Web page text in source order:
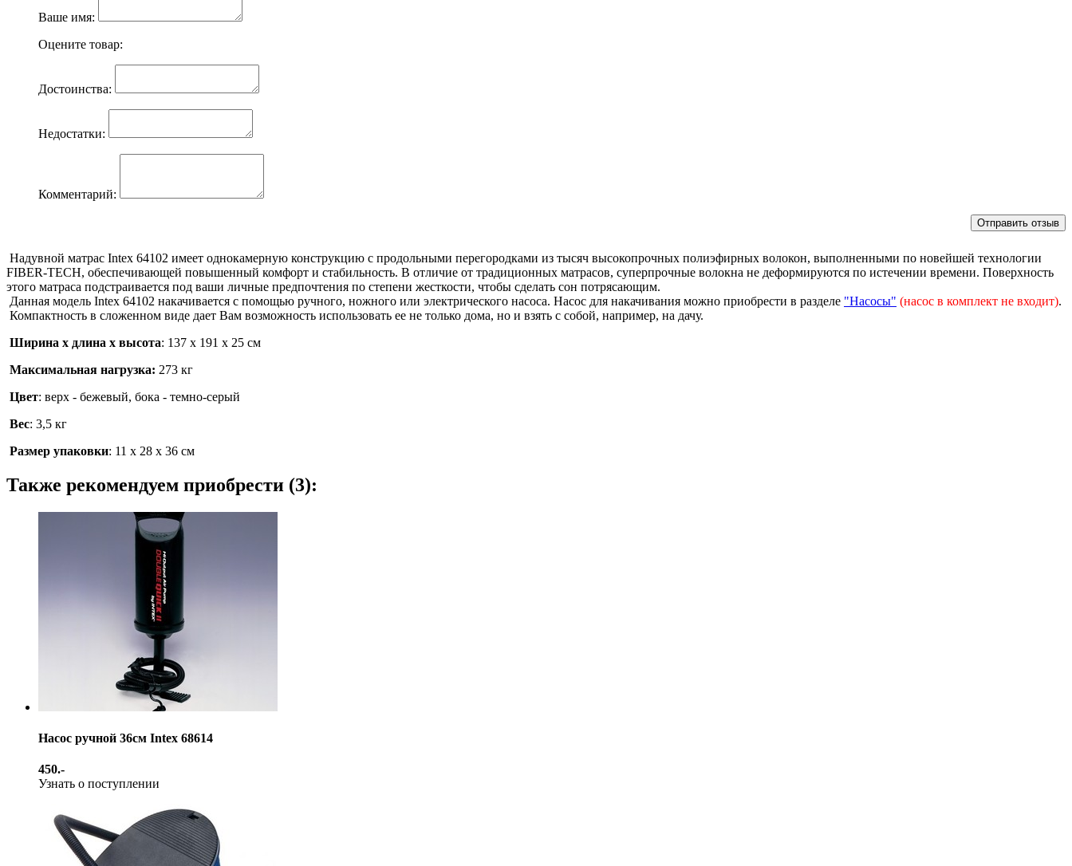
Ваше имя:
Оцените товар:
Достоинства:
Недостатки:
Комментарий:
Надувной матрас Intex 64102 имеет однокамерную конструкцию с продольными перегородками из тысяч высокопрочных полиэфирных волокон, выполненными по новейшей технологии
FIBER-TECH, обеспечивающей повышенный комфорт и стабильность. В отличие от традиционных матрасов, суперпрочные волокна не деформируются по истечении времени. Поверхность
этого матраса подстраивается под ваши личные предпочтения по степени жесткости, чтобы сделать сон потрясающим.
Данная модель Intex 64102 накачивается с помощью ручного, ножного или электрического насоса. Насос для накачивания можно приобрести в разделе "Насосы" (насос в комплект не входит).
Компактность в сложенном виде дает Вам возможность использовать ее не только дома, но и взять с собой, например, на дачу.
Ширина х длина х высота: 137 х 191 х 25 см
Максимальная нагрузка: 273 кг
Цвет: верх - бежевый, бока - темно-серый
Вес: 3,5 кг
Размер упаковки: 11 х 28 х 36 см
Также рекомендуем приобрести (3):
Насос ручной 36см Intex 68614
450.-
Узнать о поступлении